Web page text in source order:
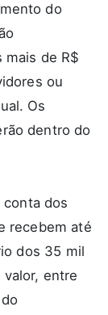
do
mais de R$
ou
Os
dentro do
conta dos
recebem até
dos 35 mil
entre